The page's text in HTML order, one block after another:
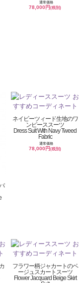
通常価格
78,000円(税別)
ネイビーツィード生地のワ
ンピーススーツ
Dress Suit With Navy Tweed
Fabric
通常価格
78,000円(税別)
フラワー柄ジャカートのベ
ージュスカートスーツ
Flower Jacquard Beige Skirt